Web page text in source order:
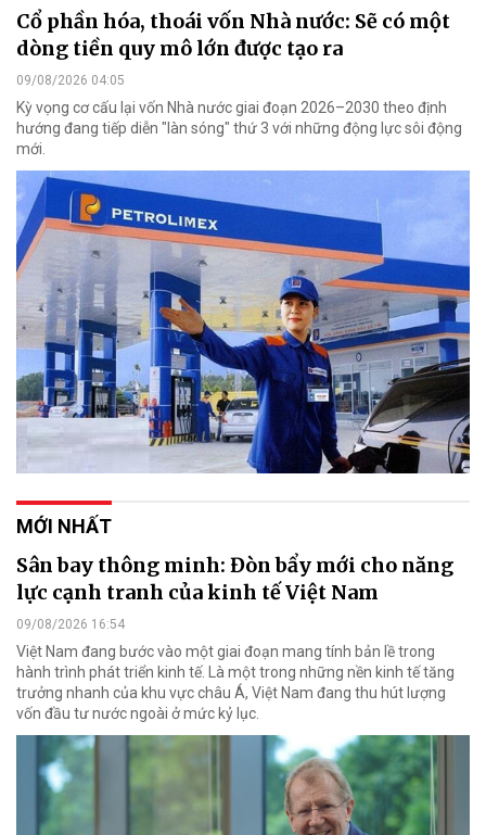
Cổ phần hóa, thoái vốn Nhà nước: Sẽ có một
dòng tiền quy mô lớn được tạo ra
09/08/2026 04:05
Kỳ vọng cơ cấu lại vốn Nhà nước giai đoạn 2026–2030 theo định
hướng đang tiếp diễn "làn sóng" thứ 3 với những động lực sôi động
mới.
MỚI NHẤT
Sân bay thông minh: Đòn bẩy mới cho năng
lực cạnh tranh của kinh tế Việt Nam
09/08/2026 16:54
Việt Nam đang bước vào một giai đoạn mang tính bản lề trong
hành trình phát triển kinh tế. Là một trong những nền kinh tế tăng
trưởng nhanh của khu vực châu Á, Việt Nam đang thu hút lượng
vốn đầu tư nước ngoài ở mức kỷ lục.